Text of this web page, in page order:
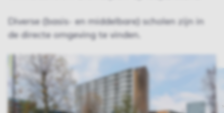
Diverse (basis- en middelbare) scholen zijn in
de directe omgeving te vinden.